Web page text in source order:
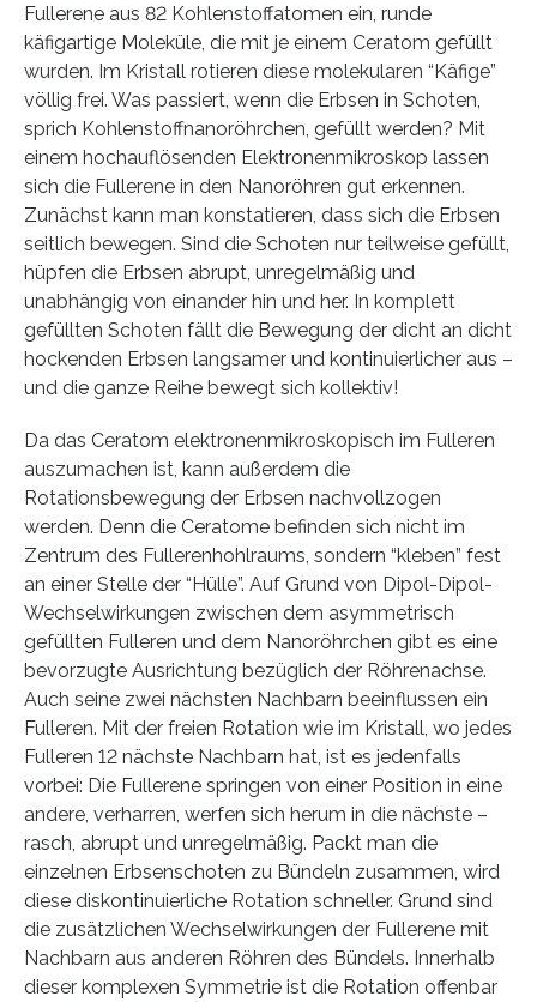
Fullerene aus 82 Kohlenstoffatomen ein, runde
käfigartige Moleküle, die mit je einem Ceratom gefüllt
wurden. Im Kristall rotieren diese molekularen “Käfige”
völlig frei. Was passiert, wenn die Erbsen in Schoten,
sprich Kohlenstoffnanoröhrchen, gefüllt werden? Mit
einem hochauflösenden Elektronenmikroskop lassen
sich die Fullerene in den Nanoröhren gut erkennen.
Zunächst kann man konstatieren, dass sich die Erbsen
seitlich bewegen. Sind die Schoten nur teilweise gefüllt,
hüpfen die Erbsen abrupt, unregelmäßig und
unabhängig von einander hin und her. In komplett
gefüllten Schoten fällt die Bewegung der dicht an dicht
hockenden Erbsen langsamer und kontinuierlicher aus –
und die ganze Reihe bewegt sich kollektiv!
Da das Ceratom elektronenmikroskopisch im Fulleren
auszumachen ist, kann außerdem die
Rotationsbewegung der Erbsen nachvollzogen
werden. Denn die Ceratome befinden sich nicht im
Zentrum des Fullerenhohlraums, sondern “kleben” fest
an einer Stelle der “Hülle”. Auf Grund von Dipol-Dipol-
Wechselwirkungen zwischen dem asymmetrisch
gefüllten Fulleren und dem Nanoröhrchen gibt es eine
bevorzugte Ausrichtung bezüglich der Röhrenachse.
Auch seine zwei nächsten Nachbarn beeinflussen ein
Fulleren. Mit der freien Rotation wie im Kristall, wo jedes
Fulleren 12 nächste Nachbarn hat, ist es jedenfalls
vorbei: Die Fullerene springen von einer Position in eine
andere, verharren, werfen sich herum in die nächste –
rasch, abrupt und unregelmäßig. Packt man die
einzelnen Erbsenschoten zu Bündeln zusammen, wird
diese diskontinuierliche Rotation schneller. Grund sind
die zusätzlichen Wechselwirkungen der Fullerene mit
Nachbarn aus anderen Röhren des Bündels. Innerhalb
dieser komplexen Symmetrie ist die Rotation offenbar